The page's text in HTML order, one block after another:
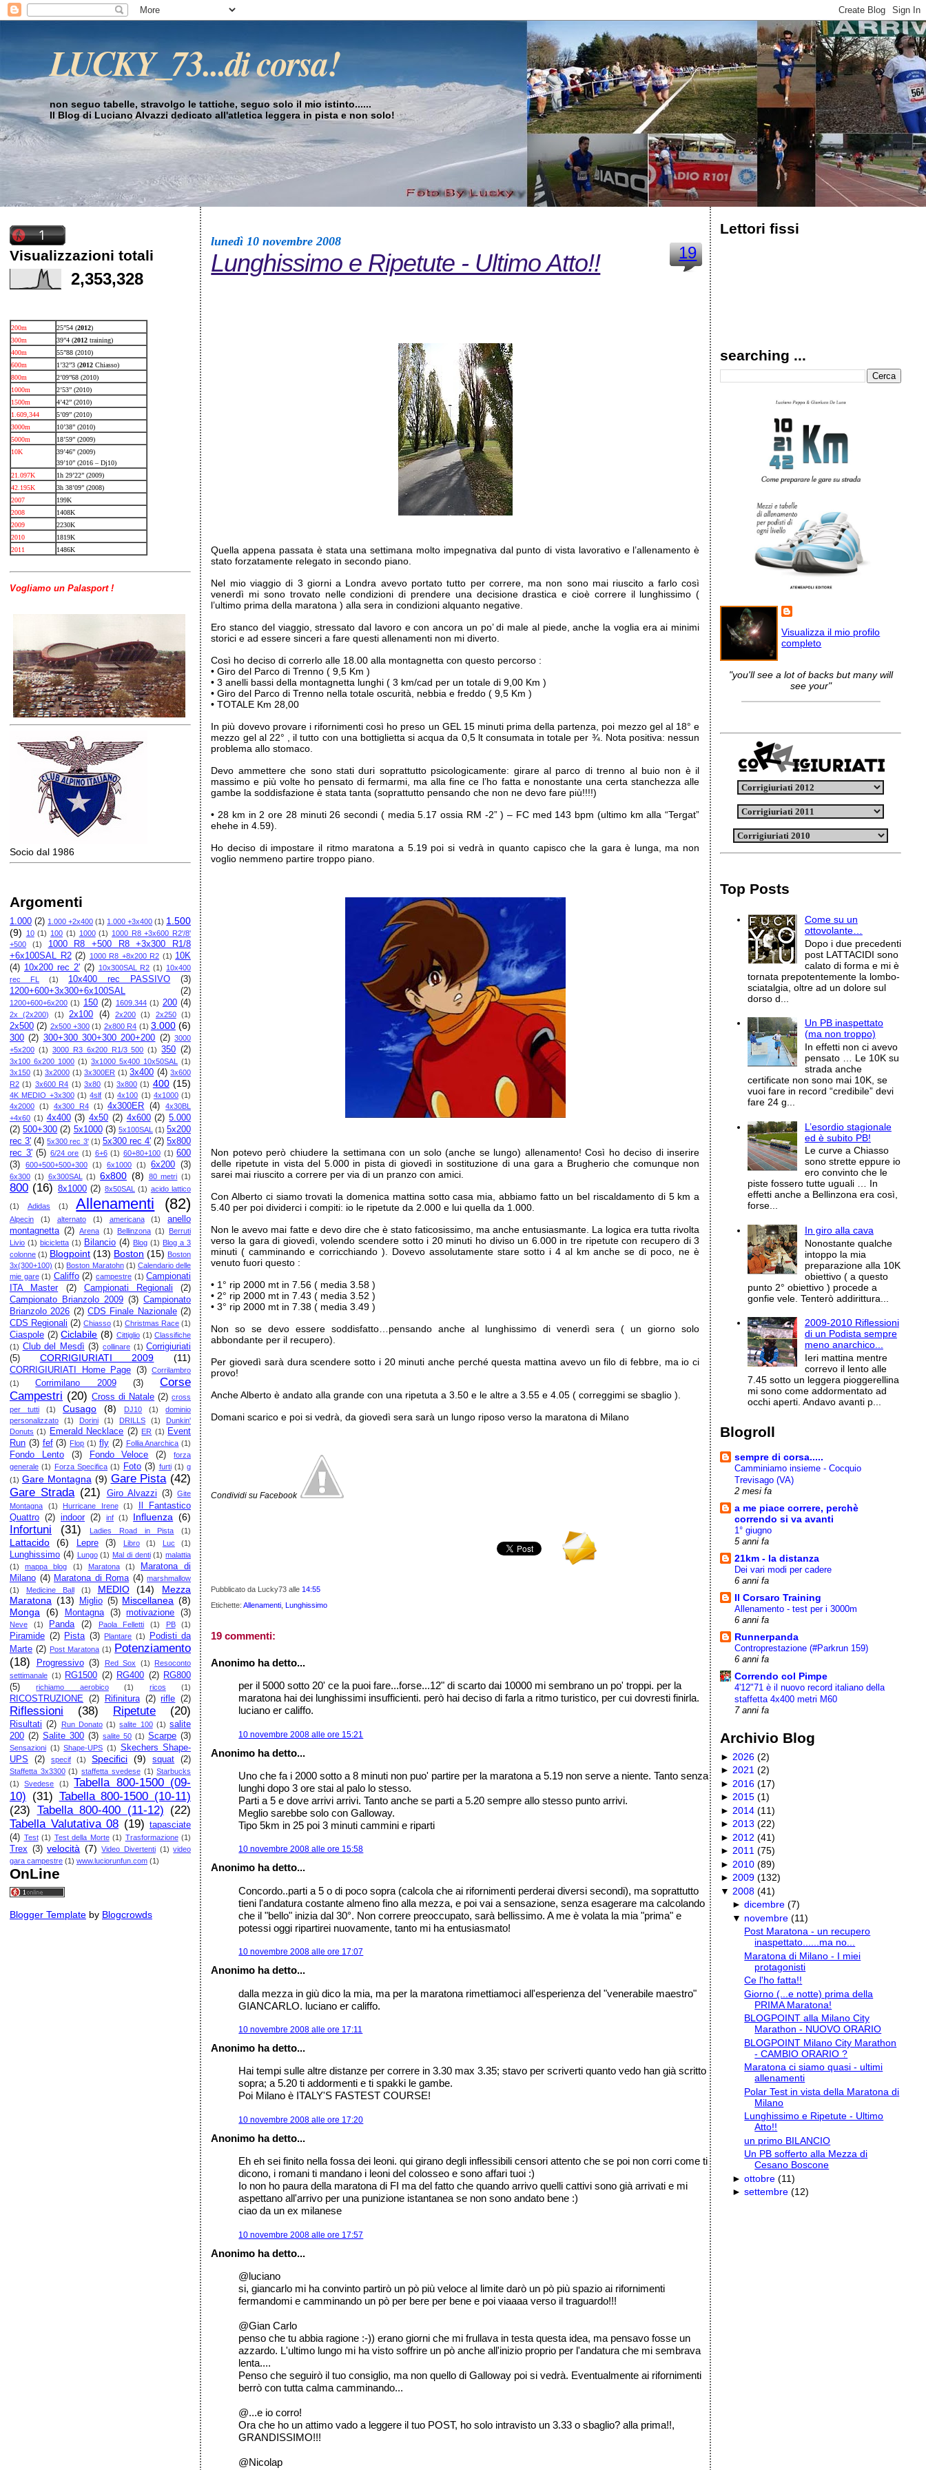
LUCKY_73...di corsa!
non seguo tabelle, stravolgo le tattiche, seguo solo il mio istinto......
Il Blog di Luciano Alvazzi dedicato all'atletica leggera in pista e non solo!
Visualizzazioni totali
2,353,328
200m 25”54 (2012)
300m
39”4 (2012 training)
400m
55”88 (2010)
600m
1’32”3 (2012 Chiasso)
800m
2’09”68 (2010)
1000m
2’53” (2010)
1500m
4’42” (2010)
1.609,344
5’09” (2010)
3000m
10’38” (2010)
5000m
18’59” (2009)
10K
39’46” (2009)
39’10” (2016 – Dj10)
21.097K
1h 29’22” (2009)
42.195K
3h 38’09” (2008)
2007
199K
2008
1408K
2009
2230K
2010
1819K
2011
1486K
Vogliamo un Palasport !
Socio dal 1986
Argomenti
1.000 (2) 1.000 +2x400 (1) 1.000 +3x400 (1) 1.500
(9)
10 (1) 100 (1) 1000 (1) 1000 R8 +3x600 R2'/8'
+500
(1)
1000 R8 +500 R8 +3x300 R1/8
+6x100SAL R2 (2) 1000 R8 +8x200 R2 (1) 10K
(4) 10x200 rec 2' (2) 10x300SAL R2 (1) 10x400
rec FL
(1) 10x400 rec PASSIVO
(3)
1200+600+3x300+6x100SAL
(2)
1200+600+6x200 (1) 150 (2) 1609.344 (1) 200 (4)
2x (2x200) (1) 2x100 (4) 2x200 (1) 2x250 (1)
2x500 (2) 2x500 +300 (1) 2x800 R4 (1) 3.000 (6)
300 (2) 300+300 300+300 200+200 (2) 3000
+5x200 (1) 3000 R3 6x200 R1/3 500 (1) 350 (2)
3x100 6x200 1000 (1) 3x1000 5x400 10x50SAL
(1)
3x150 (1) 3x2000 (1) 3x300ER (1) 3x400 (4) 3x600
R2 (1) 3x600 R4 (1) 3x80 (1) 3x800 (1) 400 (15)
4K MEDIO +3x300 (1) 4slf (1) 4x100 (1) 4x1000 (1)
4x2000 (1) 4x300 R4 (1) 4x300ER (4)
4x30BL
+4x60 (1) 4x400 (3) 4x50 (2) 4x600 (2) 5.000
(2) 500+300 (2) 5x1000 (3) 5x100SAL (1) 5x200
rec 3' (4) 5x300 rec 3' (1) 5x300 rec 4' (2) 5x800
rec 3' (5) 6/24 ore (1) 6+6 (1) 60+80+100 (1) 600
(3)
600+500+500+300 (1) 6x1000 (1) 6x200 (3)
6x300 (1) 6x300SAL (1) 6x800 (8) 80 metri (1)
800 (16) 8x1000 (2) 8x50SAL (1) acido lattico
(1) Adidas (1) Allenamenti (82)
Alpecin (1) alternato (1) americana (1)
anello
montagnetta (2) Arena (1) Bellinzona (1)
Berruti
Livio (1) bicicletta (1) Bilancio (4) Blog (1) Blog a 3
colonne (1) Blogpoint (13) Boston (15) Boston
3x(300+100) (1) Boston Maratohn (1) Calendario delle
mie gare (1) Califfo (2) campestre (1) Campionati
ITA Master
(2) Campionati Regionali
(2)
Campionato Brianzolo 2009 (3) Campionato
Brianzolo 2026 (2) CDS Finale Nazionale (2)
CDS Regionali (2) Chiasso (1) Christmas Race (1)
Ciaspole (2) Ciclabile (8) Cittiglio (1) Classifiche
(1) Club del Mesdì (3) collinare (1) Corrigiuriati
(5)
CORRIGIURIATI 2009 (11)
CORRIGIURIATI Home Page (3)
Corrilambro
(1)
Corrimilano 2009 (3)
Corse
Campestri (20) Cross di Natale (2) cross
per tutti
(1) Cusago (8) DJ10 (1)
dominio
personalizzato
(1) Dorini (1) DRILLS (1)
Dunkin'
Donuts (1) Emerald Necklace (2) ER (1) Event
Run (3) fef (3) Flop (1) fly (2) Follia Anarchica (1)
Fondo Lento (3) Fondo Veloce (2)
forza
generale (1) Forza Specifica (1) Foto (3) furti (1) g
(1) Gare Montagna (9) Gare Pista (42)
Gare Strada (21) Giro Alvazzi (3)
Gite
Montagna
(1) Hurricane Irene (1)
Il Fantastico
Quattro (2) indoor (2) inf (1) Influenza (6)
Infortuni (31) Ladies Road in Pista (1)
Lattacido (6) Lepre (3) Libro (1) Luc (1)
Lunghissimo (4) Lungo (1) Mal di denti (1) malattia
(1)
mappa blog (1) Maratona (1)
Maratona di
Milano (4) Maratona di Roma (4) marshmallow
(1)
Medicine Ball (1) MEDIO (14)
Mezza
Maratona (13) Miglio (5) Miscellanea (8)
Monga
(6) Montagna (3) motivazione (3)
Neve (1) Panda (2) Paola Felletti (1) PB (1)
Piramide (2) Pista (3) Plantare (1)
Podisti da
Marte (2) Post Maratona (1) Potenziamento
(18)
Progressivo (3) Red Sox (1)
Resoconto
settimanale (1) RG1500 (2) RG400 (2) RG800
(5)
richiamo aerobico (1) ricos (1)
RICOSTRUZIONE (2) Rifinitura (2) rifle (2)
Riflessioni (38) Ripetute (20)
Risultati (2) Run Donato (1) salite 100 (1) salite
200 (2) Salite 300 (3) salite 50 (1) Scarpe (3)
Sensazioni (1) Shape-UPS (1) Skechers Shape-
UPS
(2) specif (1) Specifici (9) squat (2)
Staffetta 3x3300 (1) staffetta svedese (1) Starbucks
(1)
Svedese (1)
Tabella 800-1500 (09-
10) (31) Tabella 800-1500 (10-11)
(23) Tabella 800-400 (11-12) (22)
Tabella Valutativa 08 (19) tapasciate
(4) Test (1) Test della Morte (1) Trasformazione (1)
Trex (3) velocità (7) Video Divertenti (1) video
gara campestre (1) www.luciorunfun.com (1)
OnLine
Blogger Template by Blogcrowds
lunedì 10 novembre 2008
19
Lunghissimo e Ripetute - Ultimo Atto!!
Quella appena passata è stata una settimana molto impegnativa dal punto di vista lavorativo e l’allenamento è
stato forzatamente relegato in secondo piano.
Nel mio viaggio di 3 giorni a Londra avevo portato tutto per correre, ma non sono mai riuscito a farlo così
venerdì mi sono trovato nelle condizioni di prendere una decisione drastica e cioè correre il lunghissimo (
l’ultimo prima della maratona ) alla sera in condizioni alquanto negative.
Ero stanco del viaggio, stressato dal lavoro e con ancora un po’ di male al piede, anche la voglia era ai minimi
storici e ad essere sinceri a fare questi allenamenti non mi diverto.
Così ho deciso di correrlo alle 18.00 alla montagnetta con questo percorso :
• Giro del Parco di Trenno ( 9,5 Km )
• 3 anelli bassi della montagnetta lunghi ( 3 km/cad per un totale di 9,00 Km )
• Giro del Parco di Trenno nella totale oscurità, nebbia e freddo ( 9,5 Km )
• TOTALE Km 28,00
In più dovevo provare i rifornimenti così ho preso un GEL 15 minuti prima della partenza, poi mezzo gel al 18° e
mezzo gel al 22° , il tutto con una bottiglietta si acqua da 0,5 lt consumata in totale per ¾. Nota positiva: nessun
problema allo stomaco.
Devo ammettere che sono stati duri soprattutto psicologicamente: girare al parco di trenno al buio non è il
massimo e più volte ho pensato di fermarmi, ma alla fine ce l’ho fatta e nonostante una certa stanchezza alle
gambe la soddisfazione è stata tanta (soprattutto pensando che non ne devo fare più!!!!)
• 28 km in 2 ore 28 minuti 26 secondi ( media 5.17 ossia RM -2” ) – FC med 143 bpm (ultimo km alla “Tergat”
ehehe in 4.59).
Ho deciso di impostare il ritmo maratona a 5.19 poi si vedrà in quanto capisco che la gara è lunga, ma non
voglio nemmeno partire troppo piano.
Non potevo però chiudere la settimana con un solo (anche se lungo) allenamento! Così ho deciso di inserire
delle ripetute in vista del 5.000 in pista di giovedì in sostituzione di una gara a Brugherio che comunque non
sarei mai riuscito a correre per via di un pranzo con amici.
Con Alberto ci siamo trovati la domenica mattina sotto casa mia, abbiamo fatto un bel riscaldamento di 5 km a
5.40 per poi dividerci i compiti: io le ripetute da 2.000 e lui quella da 1.000.
Non le avevo mai fatte e devo dire che è stato faticosissimo, ma anche entusiasmante. La logica era tutta rivolta
verso la gara di giovedì, volendo scendere sotto i 20 minuti ho diviso un 6.000 in tre ripetute con recupero di 3
minuti ( camminando e corricchiando ). Dovevo assolutamente stare sotto i 4 al km anche se di poco, ne è
venuto fuori questo :
• 1° rip 2000 mt in 7.56 ( media 3.58 )
• 2° rip 2000 mt in 7.43 ( media 3.52 )
• 3° rip 2000 mt in 7.38 ( media 3.49 )
Non so se devo essere soddisfatto…pensando anche al lunghissimo di venerdì sera ( un giorno solo
abbondante per il recupero).
Per giovedì sarà dura scendere sotto i 20 minuti anche perché questa mattina avevo un filo di febbre, ma io ci
provo!
Anche Alberto è andato alla grande con una ripetuta a 3.50 e le altre a 3.55 e 4.05 ( correggimi se sbaglio ).
Domani scarico e poi si vedrà, da giovedì sera sarà un lungo riposo verso la maratona di Milano
Condividi su Facebook
Pubblicato da Lucky73alle 14:55
Etichette:Allenamenti Lunghissimo
19 commenti:
Anonimo ha detto...
per il 5000 sotto 20' ce la puoi fare...forse...12" di scarto dai 10000 mi sembrano un po' troppi. per la
maratona hai dei lunghissimi insufficienti. però hai deciso di farla a ritmo turistico, per cui dovresti finirla.
luciano er califfo.
10 novembre 2008 alle ore 15:21
Anonimo ha detto...
Uno che fa i 2000 sotto a 8 minuti non puo' partire per la maratona a 5.19 non serve a niente. Tanto senza
lunghi dopo 3 ore stai al palo lo stesso.
Parti a 5 e dove arrivi arrivi. Tanto anche se parti a 5.20 sempre allo stesso punto arrivi.
Meglio sarebbe solo con Galloway.
Tipo 5km in 25 poi 3 minuti cammini e riparti
10 novembre 2008 alle ore 15:58
Anonimo ha detto...
Concordo..parti a 5 o di poco sopra (calcola che ai rifornimenti perderai diversi secondi), ma soprattutto
tieni l'andatura costante almeno fino alla mezza, e poi vai a sensazione, senza esagerare ma calcolando
che il "bello" inizia dal 30°. Non correre preoccupato, sarà bellissimo. A me è volata la mia "prima" e
potessi oggi ripartirei nuovamente, tanto mi ha entusiasmato!
10 novembre 2008 alle ore 17:07
Anonimo ha detto...
dalla mezza in giù dico la mia, ma per la maratona rimettiamoci all'esperienza del "venerabile maestro"
GIANCARLO. luciano er califfo.
10 novembre 2008 alle ore 17:11
Anonimo ha detto...
Hai tempi sulle altre distanze per correre in 3.30 max 3.35; stavo per scriverti quanto vedo han già scritto
sopra; a 5.20 ti addormenti e ti spakki le gambe.
Poi Milano è ITALY'S FASTEST COURSE!
10 novembre 2008 alle ore 17:20
Anonimo ha detto...
Eh eh sei finito nella fossa dei leoni. qui girano degli inflessibili censori attento che se poi non corri come ti
dicono, i romani ti mandano i leoni del colosseo e sono affari tuoi :)
Io non ho paura della maratona di FI ma del fatto che quando arrivo quelli cattivi sono già arrivati e mi
aspettano all'arrivo per una punizione istantanea se non sono andato bene :)
ciao da un ex milanese
10 novembre 2008 alle ore 17:57
Anonimo ha detto...
@luciano
si, giancarlo mi ha convinto partirò un pò più veloce al limite darò un pò più spazio ai rifornimenti
fermandomi e camminando un pò per bere per bene e poi viaaaa verso il traguardo!!!
@Gian Carlo
penso che tu abbia ragione :-)) erano giorni che mi frullava in testa questa idea, ma pensavo fosse un
azzardo. L'ultimo lungo mi ha visto soffrire un pò anche all'inizio proprio per l'andatura che mi sembrava
lenta....
Penso che seguirò il tuo consiglio, ma non quello di Galloway poi si vedrà. Eventualmente ai rifornimenti
berrò con tutta calma camminando...
@...e io corro!
Ora che ho un attimo vado a leggere il tuo POST, ho solo intravisto un 3.33 o sbaglio? alla prima!!,
GRANDISSIMO!!!
@Nicolap
Lettori fissi
searching ...
Visualizza il mio profilo
completo
"you'll see a lot of backs but many will
see your"
Top Posts
Come su un
ottovolante…
Dopo i due precedenti
post LATTACIDI sono
calato di forma e mi è
tornata prepotentemente la lombo-
sciatalgia, oltre ad un dolore sul
dorso d...
Un PB inaspettato
(ma non troppo)
In effetti non ci avevo
pensato … Le 10K su
strada anche
certificate non sono mai 10K, se
vuoi fare in record “credibile” devi
fare 24 g...
L’esordio stagionale
ed è subito PB!
Le curve a Chiasso
sono strette eppure io
ero convinto che le
piste fossero tutte uguali … In
effetti anche a Bellinzona era così,
forse...
In giro alla cava
Nonostante qualche
intoppo la mia
preparazione alla 10K
obiettivo ( a questo
punto 2° obiettivo ) procede a
gonfie vele. Tenterò addirittura...
2009-2010 Riflessioni
di un Podista sempre
meno anarchico...
Ieri mattina mentre
correvo il lento alle
7.45 sotto un leggera pioggerellina
mi sono come addormentato ad
occhi aperti. Andavo avanti p...
Blogroll
sempre di corsa.....
Camminiamo insieme - Cocquio
Trevisago (VA)
2 mesi fa
a me piace correre, perchè
correndo si va avanti
1° giugno
5 anni fa
21km - la distanza
Dei vari modi per cadere
6 anni fa
Il Corsaro Training
Allenamento - test per i 3000m
6 anni fa
Runnerpanda
Controprestazione (#Parkrun 159)
6 anni fa
Correndo col Pimpe
4'12"71 è il nuovo record italiano della
staffetta 4x400 metri M60
7 anni fa
Archivio Blog
► 2026 (2)
►2021 (2)
► 2016 (17)
►2015 (1)
► 2014 (11)
►2013 (22)
► 2012 (41)
►2011 (75)
► 2010 (89)
►2009 (132)
▼ 2008 (41)
►dicembre (7)
▼ novembre (11)
Post Maratona - un recupero
inaspettato......ma no...
Maratona di Milano - I miei
protagonisti
Ce l'ho fatta!!
Giorno (...e notte) prima della
PRIMA Maratona!
BLOGPOINT alla Milano City
Marathon - NUOVO ORARIO
BLOGPOINT Milano City Marathon
- CAMBIO ORARIO ?
Maratona ci siamo quasi - ultimi
allenamenti
Polar Test in vista della Maratona di
Milano
Lunghissimo e Ripetute - Ultimo
Atto!!
un primo BILANCIO
Un PB sofferto alla Mezza di
Cesano Boscone
►ottobre (11)
►settembre (12)